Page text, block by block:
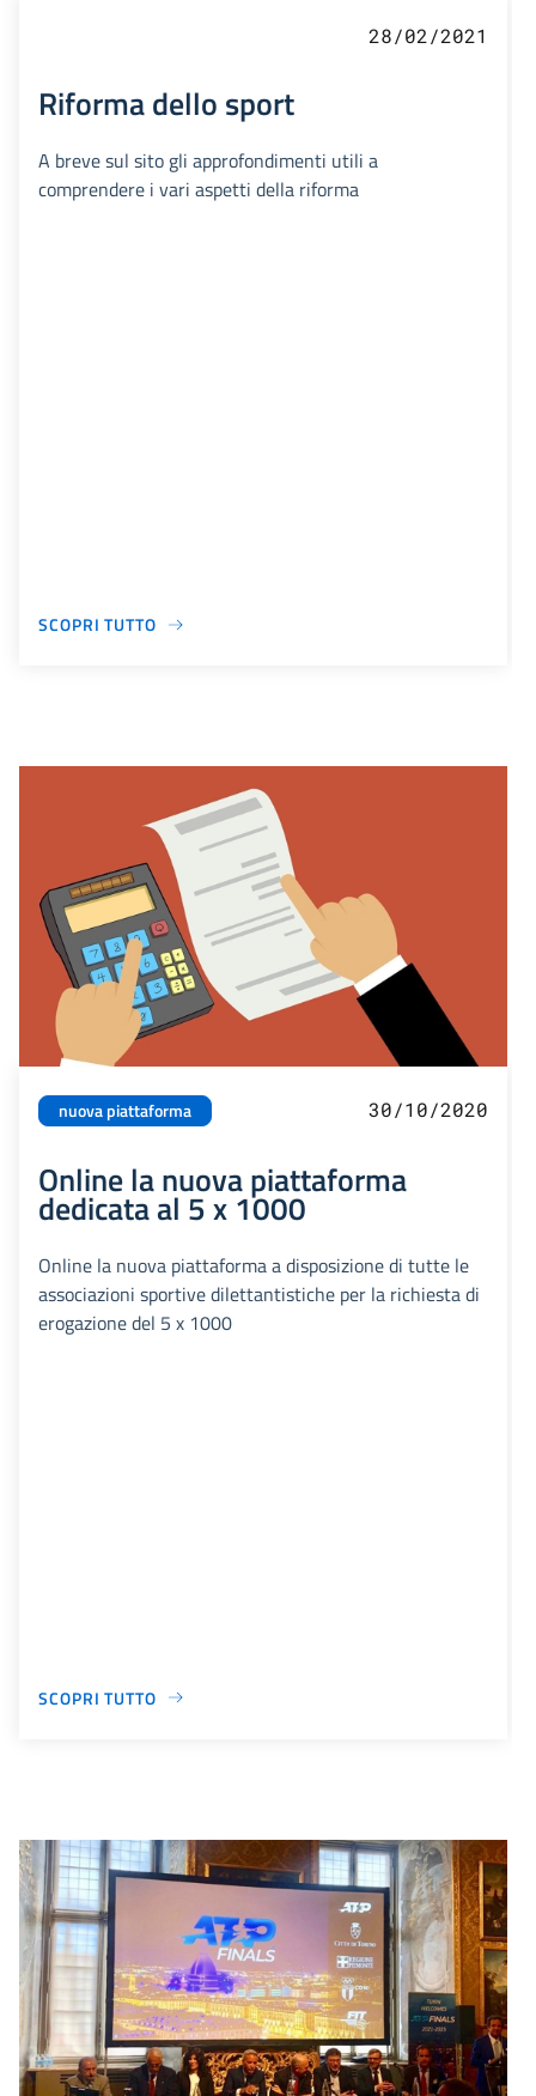
28/02/2021
Riforma dello sport
A breve sul sito gli approfondimenti utili a
comprendere i vari aspetti della riforma
SCOPRI TUTTO
nuova piattaforma 30/10/2020
Online la nuova piattaforma
dedicata al 5 x 1000
Online la nuova piattaforma a disposizione di tutte le
associazioni sportive dilettantistiche per la richiesta di
erogazione del 5 x 1000
SCOPRI TUTTO